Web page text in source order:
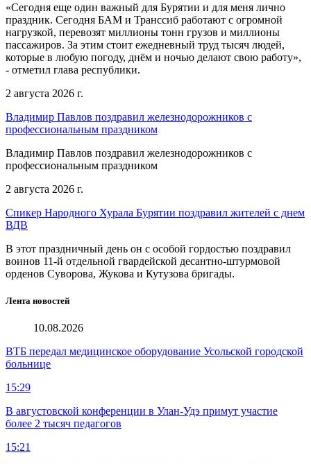
«Сегодня еще один важный для Бурятии и для меня лично
праздник. Сегодня БАМ и Транссиб работают с огромной
нагрузкой, перевозят миллионы тонн грузов и миллионы
пассажиров. За этим стоит ежедневный труд тысяч людей,
которые в любую погоду, днём и ночью делают свою работу»,
- отметил глава республики.
2 августа 2026 г.
Владимир Павлов поздравил железнодорожников с
профессиональным праздником
Владимир Павлов поздравил железнодорожников с
профессиональным праздником
2 августа 2026 г.
Спикер Народного Хурала Бурятии поздравил жителей с днем
ВДВ
В этот праздничный день он с особой гордостью поздравил
воинов 11-й отдельной гвардейской десантно-штурмовой
орденов Суворова, Жукова и Кутузова бригады.
Лента новостей
10.08.2026
ВТБ передал медицинское оборудование Усольской городской
больнице
15:29
В августовской конференции в Улан-Удэ примут участие
более 2 тысяч педагогов
15:21